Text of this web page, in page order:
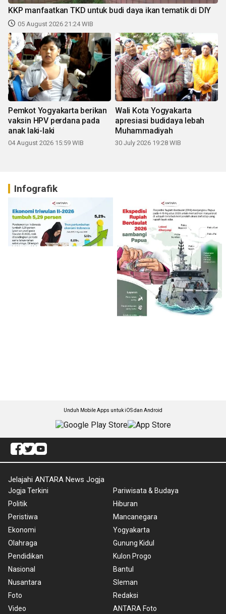
KKP manfaatkan TKD untuk budi daya ikan tematik di DIY
05 August 2026 21:24 WIB
Pemkot Yogyakarta berikan
vaksin HPV perdana pada
anak laki-laki
04 August 2026 15:59 WIB
Wali Kota Yogyakarta
apresiasi budidaya lebah
Muhammadiyah
30 July 2026 19:28 WIB
Infografik
Unduh Mobile Apps untuk iOS dan Android
Jelajahi ANTARA News Jogja
Jogja Terkini
Politik
Peristiwa
Ekonomi
Olahraga
Pendidikan
Nasional
Nusantara
Foto
Video
Pariwisata & Budaya
Hiburan
Mancanegara
Yogyakarta
Gunung Kidul
Kulon Progo
Bantul
Sleman
Redaksi
ANTARA Foto